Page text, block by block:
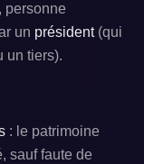
, personne
un président(qui
un tiers).
: le patrimoine
sauf faute de